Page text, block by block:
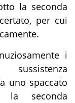
la seconda
per cui
i
uno spaccato
la seconda